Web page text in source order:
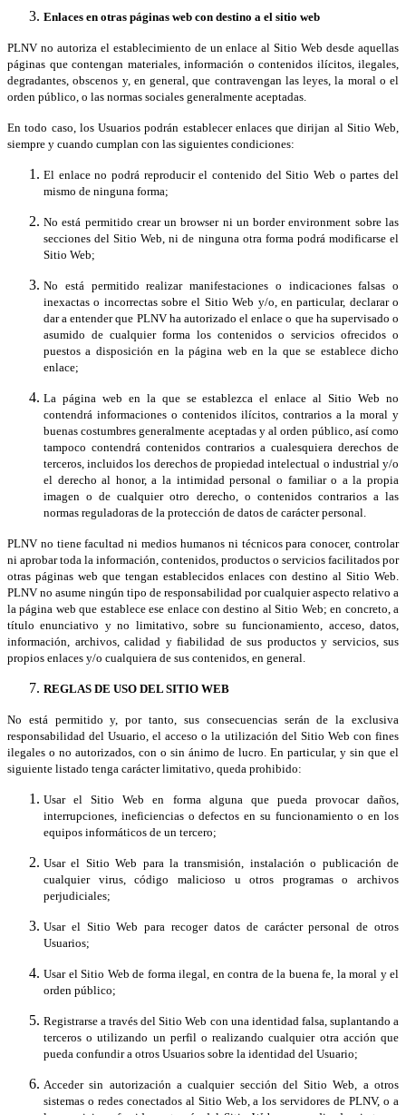
Enlaces en otras páginas web con destino a el sitio web
PLNV no autoriza el establecimiento de un enlace al Sitio Web desde aquellas
páginas que contengan materiales, información o contenidos ilícitos, ilegales,
degradantes, obscenos y, en general, que contravengan las leyes, la moral o el
orden público, o las normas sociales generalmente aceptadas.
En todo caso, los Usuarios podrán establecer enlaces que dirijan al Sitio Web,
siempre y cuando cumplan con las siguientes condiciones:
El enlace no podrá reproducir el contenido del Sitio Web o partes del
mismo de ninguna forma;
No está permitido crear un browser ni un border environment sobre las
secciones del Sitio Web, ni de ninguna otra forma podrá modificarse el
Sitio Web;
No está permitido realizar manifestaciones o indicaciones falsas o
inexactas o incorrectas sobre el Sitio Web y/o, en particular, declarar o
dar a entender que PLNV ha autorizado el enlace o que ha supervisado o
asumido de cualquier forma los contenidos o servicios ofrecidos o
puestos a disposición en la página web en la que se establece dicho
enlace;
La página web en la que se establezca el enlace al Sitio Web no
contendrá informaciones o contenidos ilícitos, contrarios a la moral y
buenas costumbres generalmente aceptadas y al orden público, así como
tampoco contendrá contenidos contrarios a cualesquiera derechos de
terceros, incluidos los derechos de propiedad intelectual o industrial y/o
el derecho al honor, a la intimidad personal o familiar o a la propia
imagen o de cualquier otro derecho, o contenidos contrarios a las
normas reguladoras de la protección de datos de carácter personal.
PLNV no tiene facultad ni medios humanos ni técnicos para conocer, controlar
ni aprobar toda la información, contenidos, productos o servicios facilitados por
otras páginas web que tengan establecidos enlaces con destino al Sitio Web.
PLNV no asume ningún tipo de responsabilidad por cualquier aspecto relativo a
la página web que establece ese enlace con destino al Sitio Web; en concreto, a
título enunciativo y no limitativo, sobre su funcionamiento, acceso, datos,
información, archivos, calidad y fiabilidad de sus productos y servicios, sus
propios enlaces y/o cualquiera de sus contenidos, en general.
REGLAS DE USO DEL SITIO WEB
No está permitido y, por tanto, sus consecuencias serán de la exclusiva
responsabilidad del Usuario, el acceso o la utilización del Sitio Web con fines
ilegales o no autorizados, con o sin ánimo de lucro. En particular, y sin que el
siguiente listado tenga carácter limitativo, queda prohibido:
Usar el Sitio Web en forma alguna que pueda provocar daños,
interrupciones, ineficiencias o defectos en su funcionamiento o en los
equipos informáticos de un tercero;
Usar el Sitio Web para la transmisión, instalación o publicación de
cualquier virus, código malicioso u otros programas o archivos
perjudiciales;
Usar el Sitio Web para recoger datos de carácter personal de otros
Usuarios;
Usar el Sitio Web de forma ilegal, en contra de la buena fe, la moral y el
orden público;
Registrarse a través del Sitio Web con una identidad falsa, suplantando a
terceros o utilizando un perfil o realizando cualquier otra acción que
pueda confundir a otros Usuarios sobre la identidad del Usuario;
Acceder sin autorización a cualquier sección del Sitio Web, a otros
sistemas o redes conectados al Sitio Web, a los servidores de PLNV, o a